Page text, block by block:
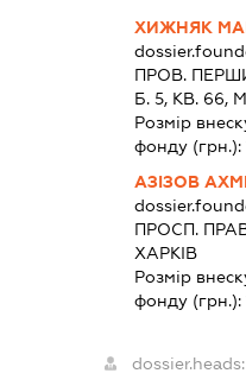
ХИЖНЯК
ПРОВ.
Б. 5, КВ. 66,
Розмір
фонду (грн.):
АЗІЗОВ
ПРОСП.
ХАРКІВ
Розмір
фонду (грн.):
dossier.heads: